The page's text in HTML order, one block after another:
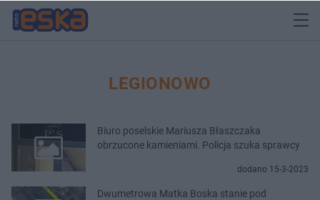
LEGIONOWO
Biuro poselskie Mariusza Błaszczaka
obrzucone kamieniami. Policja szuka sprawcy
dodano 15-3-2023
Dwumetrowa Matka Boska stanie pod